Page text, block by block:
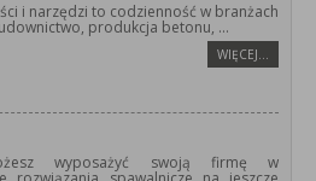
i narzędzi to codzienność w branżach
produkcja betonu, ...
WIĘCEJ…
wyposażyć swoją firmę w